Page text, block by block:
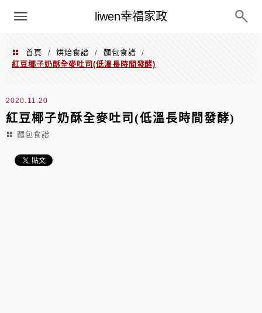
liwen幸福家政
menu
首頁 / 烘焙食譜 / 麵包食譜
/
紅豆椰子奶酥全麥吐司(低溫長時間發酵)
2020.11.20
紅豆椰子奶酥全麥吐司(低溫長時間發酵)
麵包食譜